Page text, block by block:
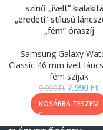
színű „ívelt”
„eredeti” stílusú
„fém” óraszíj
Samsung Galaxy
Classic 46 mm ívelt
fém szíjak
9.990Ft 7.990 Ft
KOSÁRBA TESZEM